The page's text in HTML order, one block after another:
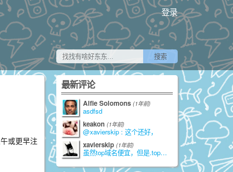
登录
或更早注
最新评论
Alfie Solomons (1年前)
asdfsd
keakon (1年前)
@xavierskip : 这个还好，
xavierskip (1年前)
虽然top域名便宜，但是.top是由江苏